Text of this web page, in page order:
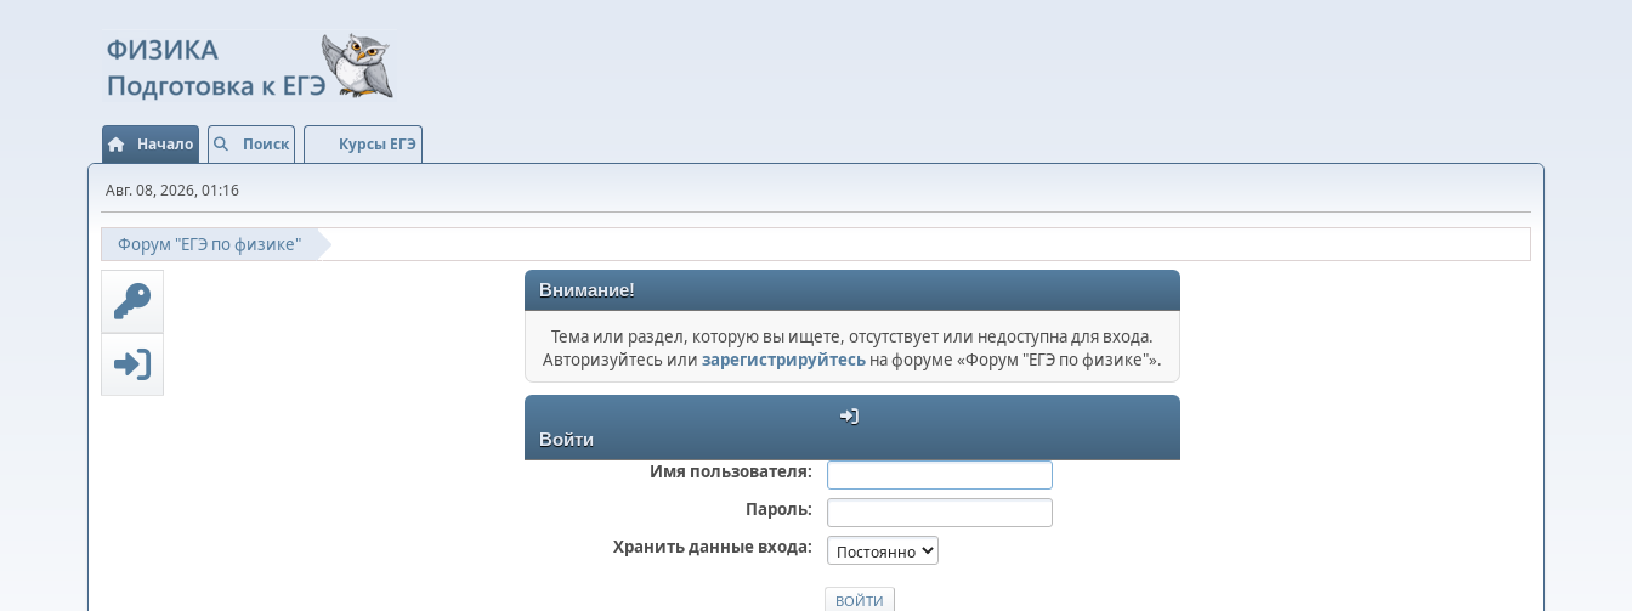
Начало Поиск Курсы ЕГЭ
Авг. 08, 2026, 01:16
Форум "ЕГЭ по физике"
Внимание!
Тема или раздел, которую вы ищете, отсутствует или недоступна для входа.
Авторизуйтесь или зарегистрируйтесь на форуме «Форум "ЕГЭ по физике"».
Войти
Имя пользователя:
Пароль:
Хранить данные входа: